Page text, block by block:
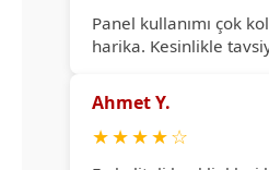
Panel kullanımı çok
harika. Kesinlikle
Ahmet Y.
★★★★☆